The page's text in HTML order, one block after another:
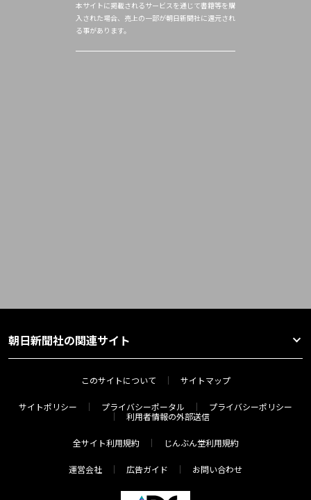
本サイトに掲載されるサービスを通じて書籍等を購
入された場合、売上の一部が朝日新聞社に還元され
る事があります。
朝日新聞社の関連サイト
このサイトについて サイトマップ
サイトポリシー プライバシーポータル
プライバシーポリシー
利用者情報の外部送信
全サイト利用規約 じんぶん堂利用規約
運営会社 広告ガイド お問い合わせ